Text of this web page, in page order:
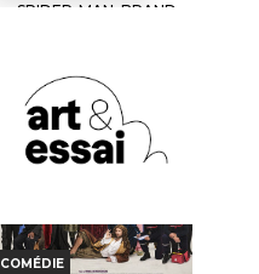
SPIDER-MAN: BRAND
Horaires et Infos
Bande-annonce
Réservation
TOUT PUBLIC 3D
VF
COMÉDIE